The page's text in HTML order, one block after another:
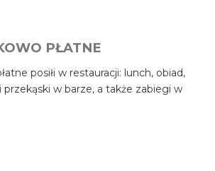
PŁATNE
posiłi w restauracji: lunch, obiad,
przekąski w barze, a także zabiegi w